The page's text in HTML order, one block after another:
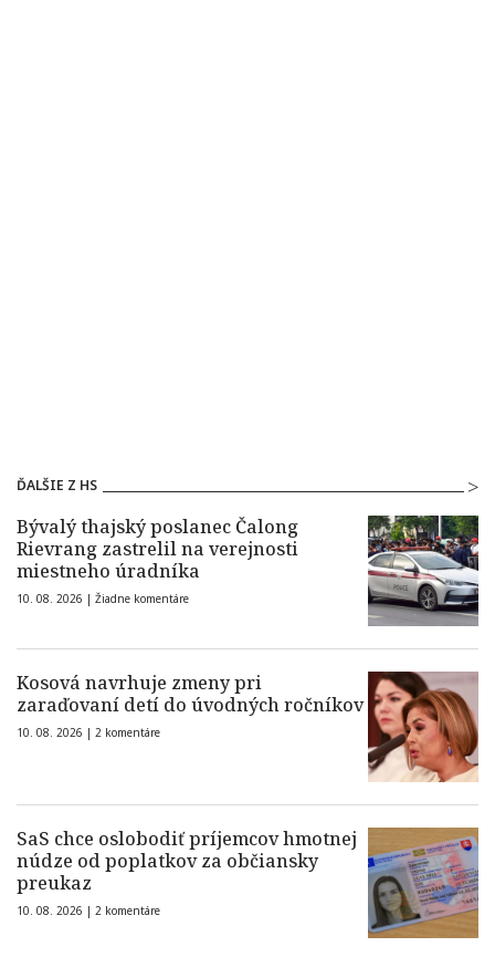
ĎALŠIE Z HS
Bývalý thajský poslanec Čalong
Rievrang zastrelil na verejnosti
miestneho úradníka
10. 08. 2026 | Žiadne komentáre
Kosová navrhuje zmeny pri
zaraďovaní detí do úvodných ročníkov
10. 08. 2026 | 2 komentáre
SaS chce oslobodiť príjemcov hmotnej
núdze od poplatkov za občiansky
preukaz
10. 08. 2026 | 2 komentáre